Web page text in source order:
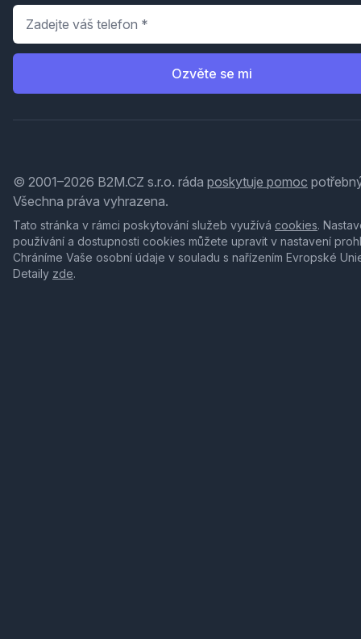
Telefon
Ozvěte se mi
© 2001–2026 B2M.CZ s.r.o. ráda poskytuje pomoc
Všechna práva vyhrazena.
Tato stránka v rámci poskytování služeb využívá cookies.
používání a dostupnosti cookies můžete upravit v nastavení
Chráníme Vaše osobní údaje v souladu s nařízením Evropské
Detaily zde.